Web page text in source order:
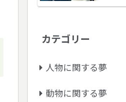
カテゴリー
人物に関する夢
動物に関する夢